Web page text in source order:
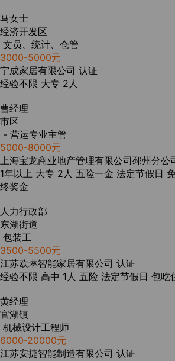
马女士
经济开发区
文员、统计、仓管
3000-5000元
宁成家居有限公司 认证
经验不限 大专 2人
曹经理
市区
- 营运专业主管
5000-8000元
上海宝龙商业地产管理有限公司邳州分公
1年以上 大专 2人 五险一金 法定节假日
终奖金
人力行政部
东湖街道
包装工
3500-5500元
江苏欧琳智能家居有限公司 认证
经验不限 高中 1人 五险 法定节假日 包吃
黄经理
官湖镇
机械设计工程师
6000-20000元
江苏安捷智能制造有限公司 认证